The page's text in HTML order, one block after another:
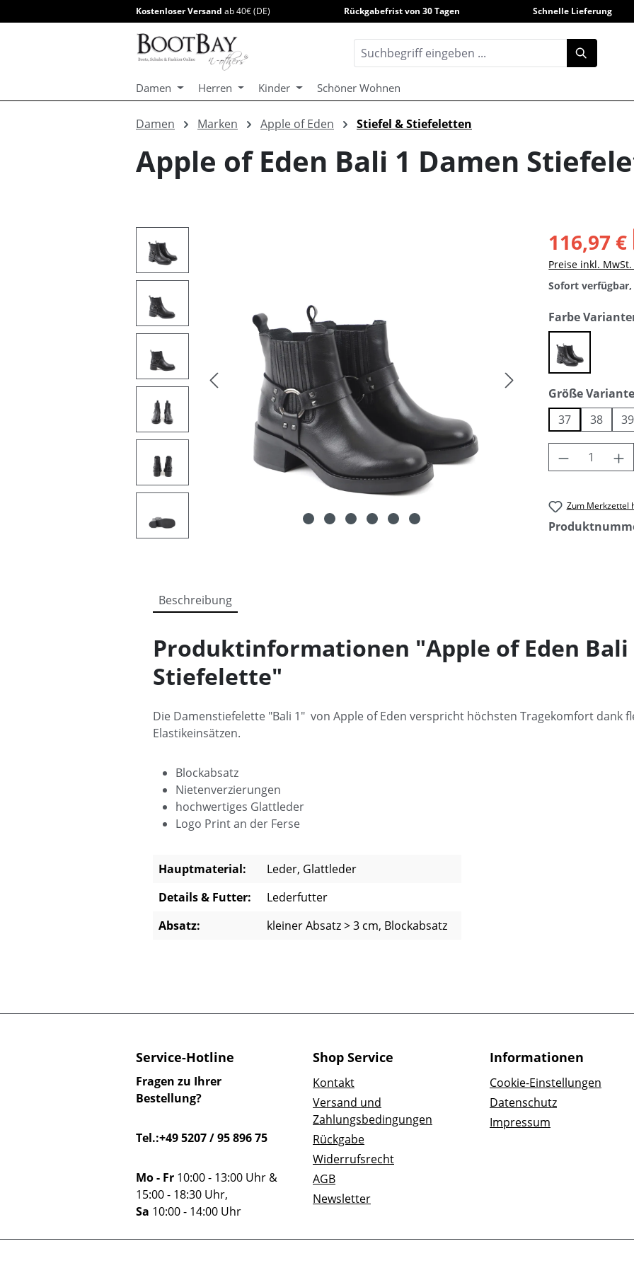
Zur Hauptnavigation springen
Kostenloser Versand ab 40€ (DE) Rückgabefrist von 30 Tagen Schnelle Lieferung
Damen Herren Kinder Schöner Wohnen
Damen Marken Apple of Eden Stiefel & Stiefeletten
Apple of Eden Bali 1 Damen
116,97 €
Preise inkl.
Sofort
Farbe
black
Größe
37
38 39
Produkt
Zum Merkzettel
Beschreibung
Produktinformationen "Apple of Eden Bali
Stiefelette"
Die Damenstiefelette "Bali 1" von Apple of Eden verspricht höchsten Tragekomfort dank
Elastikeinsätzen.
Blockabsatz
Nietenverzierungen
hochwertiges Glattleder
Logo Print an der Ferse
Hauptmaterial:
Leder, Glattleder
Details & Futter:
Lederfutter
Absatz:
kleiner Absatz > 3 cm, Blockabsatz
Service-Hotline
Fragen zu Ihrer
Bestellung?
Tel.:+49 5207 / 95 896 75
Mo - Fr 10:00 - 13:00 Uhr &
15:00 - 18:30 Uhr,
Sa 10:00 - 14:00 Uhr
Shop Service
Kontakt
Versand und
Zahlungsbedingungen
Rückgabe
Widerrufsrecht
AGB
Newsletter
Informationen
Cookie-Einstellungen
Datenschutz
Impressum